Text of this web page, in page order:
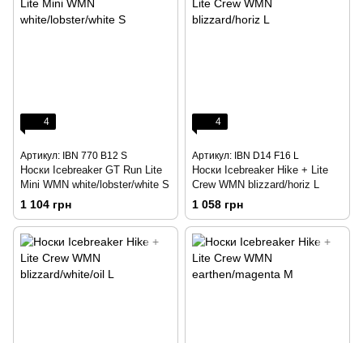
4
Артикул: IBN 770 B12 S
Носки Icebreaker GT Run Lite
Mini WMN white/lobster/white S
1 104 грн
4
Артикул: IBN D14 F16 L
Носки Icebreaker Hike + Lite
Crew WMN blizzard/horiz L
1 058 грн